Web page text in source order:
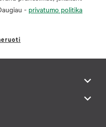
- privatumo politika